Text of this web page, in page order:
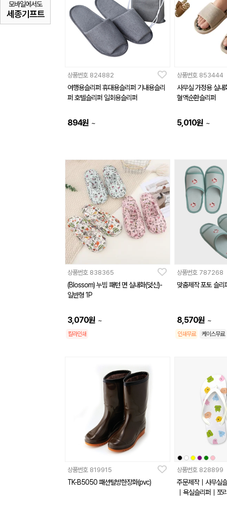
모바일에서도
세종기프트
상품번호 824882
여행용슬리퍼 휴대용슬리퍼 기내용슬리
퍼 호텔슬리퍼 일회용슬리퍼
894원 ~
상품번호 853444
사무실 가정용 실내
혈액순환슬리퍼
5,010원 ~
상품번호 838365
(Blossom) 누빔 패턴 면 실내화(덧신)-
일반형 1P
3,070원 ~
칼라인쇄
상품번호 787268
맞춤제작 포토 슬
8,570원 ~
인쇄무료 케이스무료
상품번호 819915
TK-B5050 패션털방한장화(pvc)
상품번호 828899
주문제작｜사무실
｜욕실슬리퍼｜